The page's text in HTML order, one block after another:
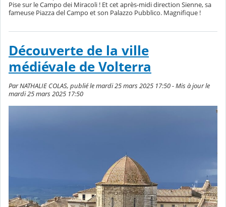
Pise sur le Campo dei Miracoli ! Et cet après-midi direction Sienne, sa
fameuse Piazza del Campo et son Palazzo Pubblico. Magnifique !
Découverte de la ville
médiévale de Volterra
Par NATHALIE COLAS, publié le mardi 25 mars 2025 17:50 - Mis à jour le
mardi 25 mars 2025 17:50